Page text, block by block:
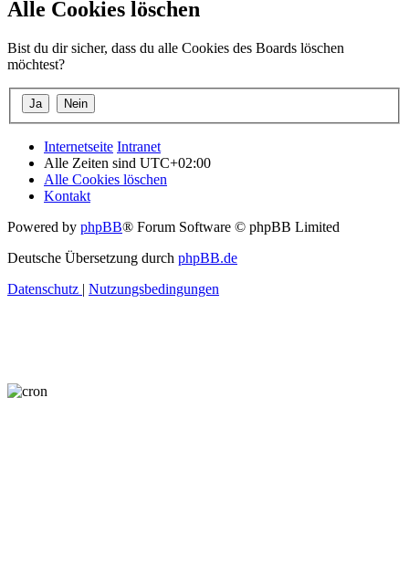
Alle Cookies löschen
Bist du dir sicher, dass du alle Cookies des Boards löschen
möchtest?
Internetseite Intranet
Alle Zeiten sind UTC+02:00
Alle Cookies löschen
Kontakt
Powered by phpBB® Forum Software © phpBB Limited
Deutsche Übersetzung durch phpBB.de
Datenschutz | Nutzungsbedingungen